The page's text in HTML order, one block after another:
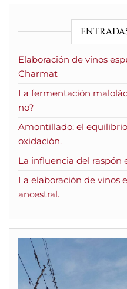
Elaboración de vinos
Charmat
La fermentación
no?
Amontillado: el
oxidación.
La influencia del raspón
La elaboración de vinos
ancestral.